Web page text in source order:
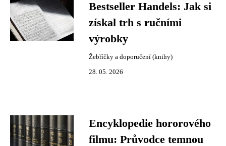
Bestseller Handels: Jak si
získal trh s ručními
výrobky
Žebříčky a doporučení (knihy)
28. 05. 2026
Encyklopedie hororového
filmu: Průvodce temnou